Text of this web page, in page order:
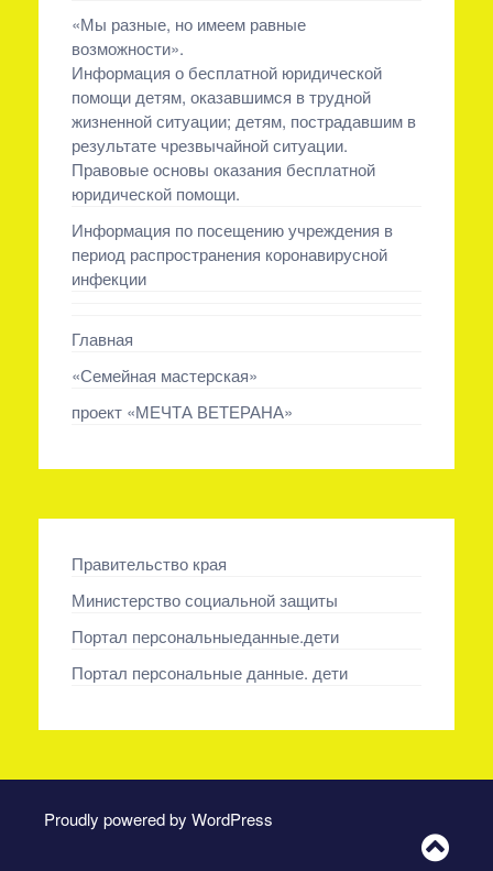
«Мы разные, но имеем равные
возможности».
Информация о бесплатной юридической
помощи детям, оказавшимся в трудной
жизненной ситуации; детям, пострадавшим в
результате чрезвычайной ситуации.
Правовые основы оказания бесплатной
юридической помощи.
Информация по посещению учреждения в
период распространения коронавирусной
инфекции
Главная
«Семейная мастерская»
проект «МЕЧТА ВЕТЕРАНА»
Правительство края
Министерство социальной защиты
Портал персональныеданные.дети
Портал персональные данные. дети
Proudly powered by WordPress